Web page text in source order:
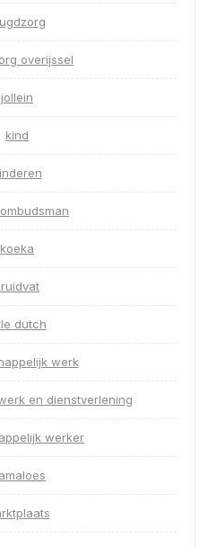
overijssel
jollein
kind
koeka
dutch
werk
en dienstverlening
werker